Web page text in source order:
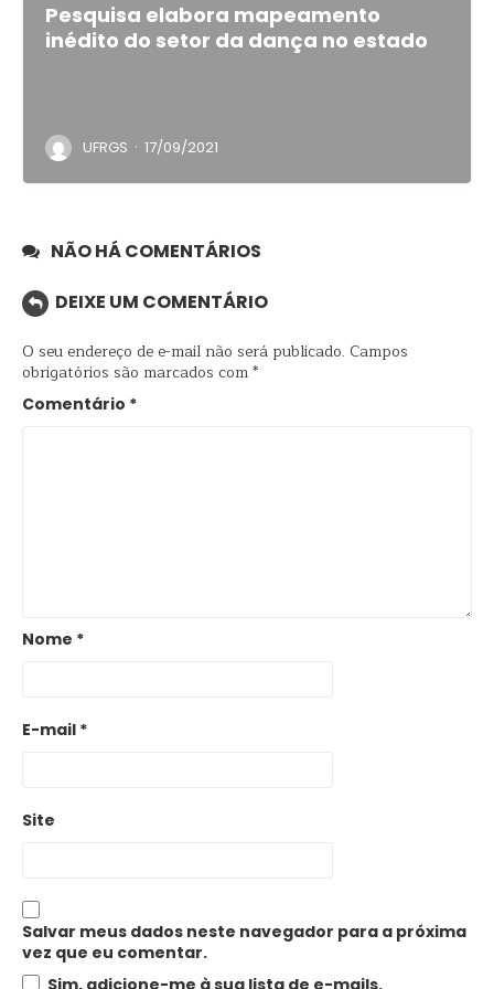
Pesquisa elabora mapeamento
inédito do setor da dança no estado
UFRGS · 17/09/2021
NÃO HÁ COMENTÁRIOS
DEIXE UM COMENTÁRIO
O seu endereço de e-mail não será publicado. Campos
obrigatórios são marcados com*
Comentário *
Nome *
E-mail *
Site
Salvar meus dados neste navegador para a próxima
vez que eu comentar.
Sim, adicione-me à sua lista de e-mails.